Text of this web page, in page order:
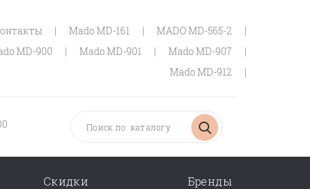
| Mado MD-161 | MADO MD-565-2
|
MD-900 | Mado MD-901 | Mado MD-907
|
Mado MD-912
|
Скидки Бренды